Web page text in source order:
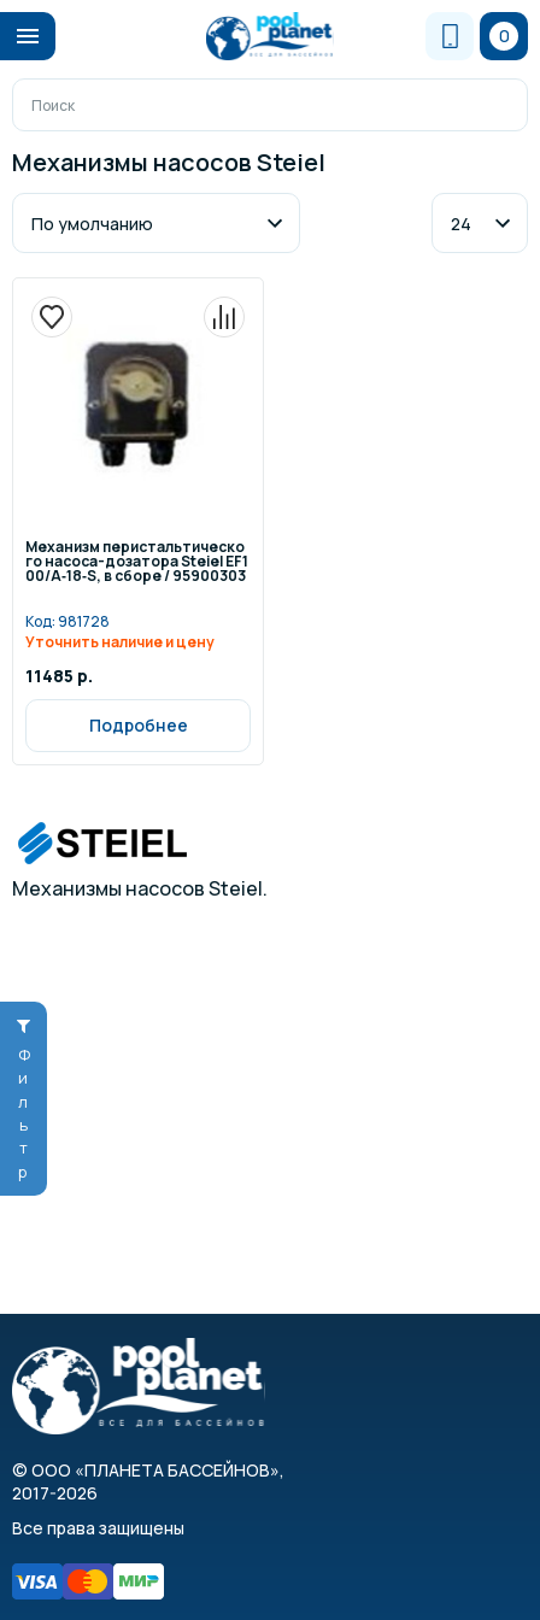
0
Фильтр
Механизмы насосов Steiel
Механизм перистальтическо
го насоса-дозатора Steiel EF1
00/A‐18‐S, в сборе / 95900303
Код:981728
Уточнить наличие и цену
11485 р.
Подробнее
Механизмы насосов Steiel.
© ООО «ПЛАНЕТА БАССЕЙНОВ»,
2017-2026
Все права защищены